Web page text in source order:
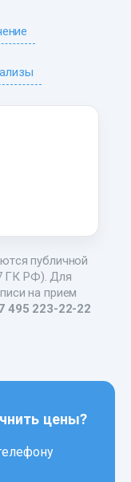
публичной
ГК РФ). Для
на прием
495 223-22-22
цены?